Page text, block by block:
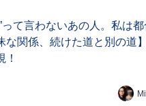
って言わないあの人。私は都
な関係、続けた道と別の道